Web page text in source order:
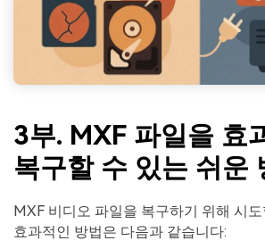
3부. MXF 파일을 효
복구할 수 있는 쉬운
MXF 비디오 파일을 복구하기 위해 시
효과적인 방법은 다음과 같습니다: